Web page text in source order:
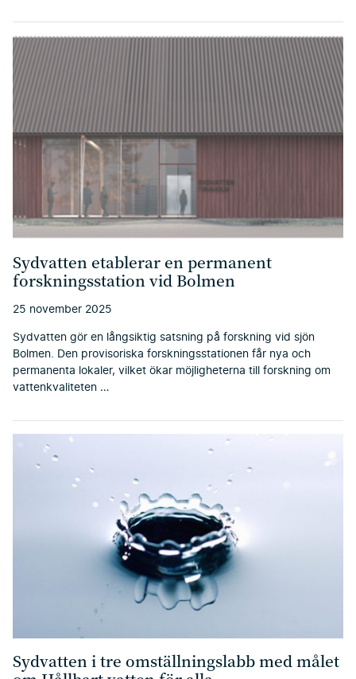
Sydvatten etablerar en permanent
forskningsstation vid Bolmen
25 november 2025
Sydvatten gör en långsiktig satsning på forskning vid sjön
Bolmen. Den provisoriska forskningsstationen får nya och
permanenta lokaler, vilket ökar möjligheterna till forskning om
vattenkvaliteten …
Sydvatten i tre omställningslabb med målet